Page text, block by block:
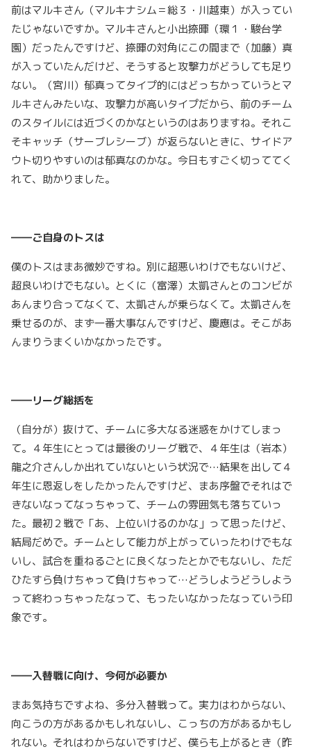
前はマルキさん（マルキナシム＝総３・川越東）が入ってい
たじゃないですか。マルキさんと小出捺暉（環１・駿台学
園）だったんですけど、捺暉の対角にこの間まで（加藤）真
が入っていたんだけど、そうすると攻撃力がどうしても足り
ない。（宮川）郁真ってタイプ的にはどっちかっていうとマ
ルキさんみたいな、攻撃力が高いタイプだから、前のチーム
のスタイルには近づくのかなというのはありますね。それこ
そキャッチ（サーブレシーブ）が返らないときに、サイドア
ウト切りやすいのは郁真なのかな。今日もすごく切っててく
れて、助かりました。
――ご自身のトスは
僕のトスはまあ微妙ですね。別に超悪いわけでもないけど、
超良いわけでもない。とくに（富澤）太凱さんとのコンビが
あんまり合ってなくて、太凱さんが乗らなくて。太凱さんを
乗せるのが、まず一番大事なんですけど、慶應は。そこがあ
んまりうまくいかなかったです。
――リーグ総括を
（自分が）抜けて、チームに多大なる迷惑をかけてしまっ
て。４年生にとっては最後のリーグ戦で、４年生は（岩本）
龍之介さんしか出れていないという状況で…結果を出して４
年生に恩返しをしたかったんですけど、まあ序盤でそれはで
きないなってなっちゃって、チームの雰囲気も落ちていっ
た。最初２戦で「あ、上位いけるのかな」って思ったけど、
結局だめで。チームとして能力が上がっていったわけでもな
いし、試合を重ねるごとに良くなったとかでもないし、ただ
ひたすら負けちゃって負けちゃって…どうしようどうしよう
って終わっちゃったなって、もったいなかったなっていう印
象です。
――入替戦に向け、今何が必要か
まあ気持ちですよね、多分入替戦って。実力はわからない、
向こうの方があるかもしれないし、こっちの方があるかもし
れない。それはわからないですけど、僕らも上がるとき（昨